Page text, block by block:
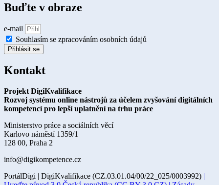
Buďte v obraze
e-mail
Souhlasím se zpracováním osobních údajů
Přihlásit se
Kontakt
Projekt DigiKvalifikace
Rozvoj systému online nástrojů za účelem zvyšování digitálních
kompetencí pro lepší uplatnění na trhu práce
Ministerstvo práce a sociálních věcí
Karlovo náměstí 1359/1
128 00, Praha 2
info@digikompetence.cz
PortálDigi | DigiKvalifikace (CZ.03.01.04/00/22_025/0003992) |